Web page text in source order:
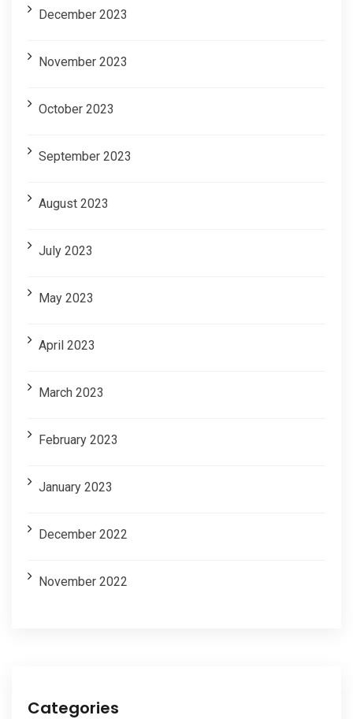
December 2023
November 2023
October 2023
September 2023
August 2023
July 2023
May 2023
April 2023
March 2023
February 2023
January 2023
December 2022
November 2022
Categories